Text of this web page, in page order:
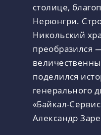
столице,
Нерюнгри.
Никольский
преобразился
поделился
генерального
«Байкал-
Александр